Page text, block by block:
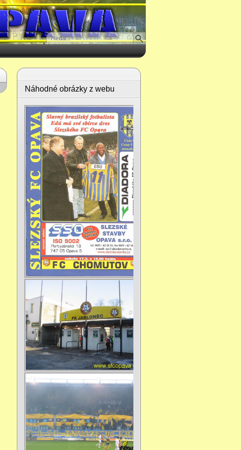
Náhodné obrázky z webu